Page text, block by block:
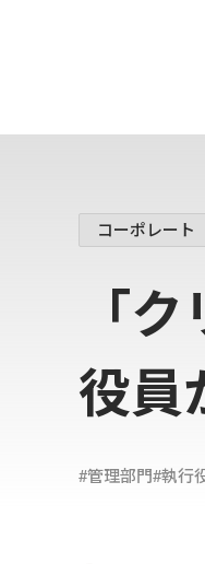
#イラ スト制 作
カバー株式会社
コーポレート
「
役員
#管理部門#執行